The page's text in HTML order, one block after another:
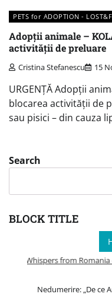
PETS for ADOPTION -
Adopții animale –
activității de preluare
Cristina Stefanescu 15
URGENȚĂ Adopții
blocarea activității de
sau pisici – din cauza
Search
BLOCK TITLE
Whispers from
Nedumerire: „De ce